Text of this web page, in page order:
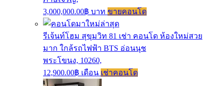
3,000,000.00฿ บาท ขายคอนโด
รีเจ้นท์โฮม สุขุมวิท 81 เช่า คอนโด ห้องใหม่สวย
มาก ใกล้รถไฟฟ้า BTS อ่อนนุช
พระโขนง, 10260,
12,900.00฿ เดือน เช่าคอนโด